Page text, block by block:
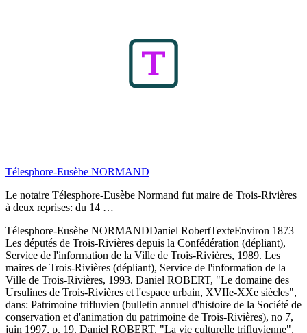
Télesphore-Eusèbe NORMAND
Le notaire Télesphore-Eusèbe Normand fut maire de Trois-Rivières
à deux reprises: du 14 …
Télesphore-Eusèbe NORMANDDaniel RobertTexteEnviron 1873
Les députés de Trois-Rivières depuis la Confédération (dépliant),
Service de l'information de la Ville de Trois-Rivières, 1989. Les
maires de Trois-Rivières (dépliant), Service de l'information de la
Ville de Trois-Rivières, 1993. Daniel ROBERT, "Le domaine des
Ursulines de Trois-Rivières et l'espace urbain, XVIIe-XXe siècles",
dans: Patrimoine trifluvien (bulletin annuel d'histoire de la Société de
conservation et d'animation du patrimoine de Trois-Rivières), no 7,
juin 1997, p. 19. Daniel ROBERT, "La vie culturelle trifluvienne",